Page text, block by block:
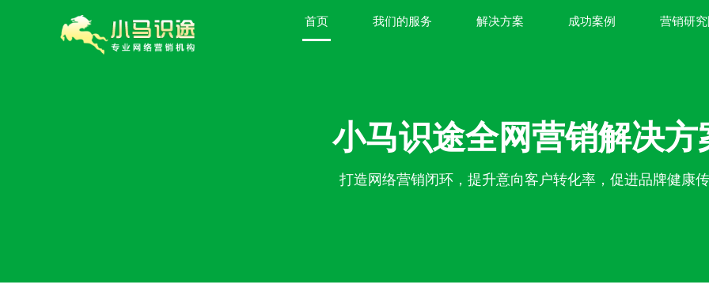
首页 我们的服务 解决方案 成功案例 营销研
小马识途全网营销解决方
打造网络营销闭环，提升意向客户转化率，促进品牌健康